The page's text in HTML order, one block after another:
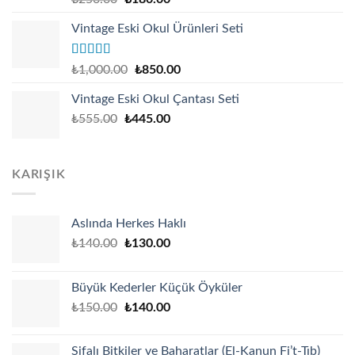
of 5
was:
is:
Vintage Eski Okul Ürünleri Seti
Rated
of 5
₺1,000.00 Original
was:
₺1,000.00.
₺850.00Current
is:
Vintage Eski Okul Çantası Seti
₺555.00 ₺445.00
KARIŞIK
Aslında Herkes Haklı
₺140.00 Original
₺140.00.
₺130.00Current
₺130.00.
Büyük Kederler Küçük Öyküler
₺150.00 Original
₺140.00Current
Şifalı Bitkiler ve Baharatlar (El-Kanun Fi’t-Tıb)